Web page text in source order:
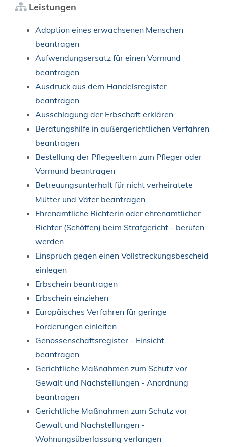
Leistungen
Adoption eines erwachsenen Menschen
beantragen
Aufwendungsersatz für einen Vormund
beantragen
Ausdruck aus dem Handelsregister
beantragen
Ausschlagung der Erbschaft erklären
Beratungshilfe in außergerichtlichen Verfahren
beantragen
Bestellung der Pflegeeltern zum Pfleger oder
Vormund beantragen
Betreuungsunterhalt für nicht verheiratete
Mütter und Väter beantragen
Ehrenamtliche Richterin oder ehrenamtlicher
Richter (Schöffen) beim Strafgericht - berufen
werden
Einspruch gegen einen Vollstreckungsbescheid
einlegen
Erbschein beantragen
Erbschein einziehen
Europäisches Verfahren für geringe
Forderungen einleiten
Genossenschaftsregister - Einsicht
beantragen
Gerichtliche Maßnahmen zum Schutz vor
Gewalt und Nachstellungen - Anordnung
beantragen
Gerichtliche Maßnahmen zum Schutz vor
Gewalt und Nachstellungen -
Wohnungsüberlassung verlangen